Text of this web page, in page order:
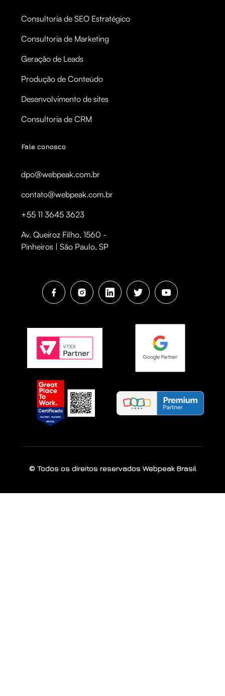
Consultoria de SEO Estratégico
Consultoria de Marketing
Geração de Leads
Produção de Conteúdo
Desenvolvimento de sites
Consultoria de CRM
Fale conosco
dpo@webpeak.com.br
contato@webpeak.com.br
+55 11 3645 3623
Av. Queiroz Filho, 1560 -
Pinheiros | São Paulo, SP
© Todos os direitos reservados Webpeak Brasil